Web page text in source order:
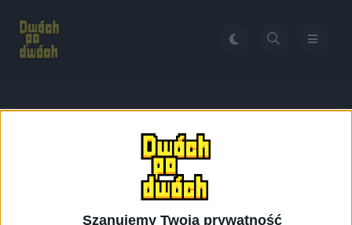
Szanujemy Twoją prywatność
Galaxy Tab S 8.4 Prezentacja
Galaxy Tab S 8.4
Prezentacja